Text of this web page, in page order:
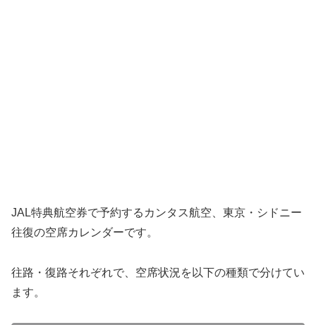
JAL特典航空券で予約するカンタス航空、東京・シドニー
往復の空席カレンダーです。
往路・復路それぞれで、空席状況を以下の種類で分けてい
ます。